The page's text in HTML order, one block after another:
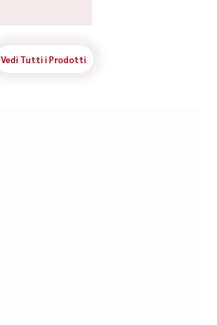
Vedi Tutti i Prodotti